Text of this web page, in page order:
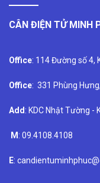
CÂN ĐIỆN TỬ MINH
Office: 114 Đường số 4,
Office: 331 Phùng
Add : KDC Nhật Tường -
M :
E: